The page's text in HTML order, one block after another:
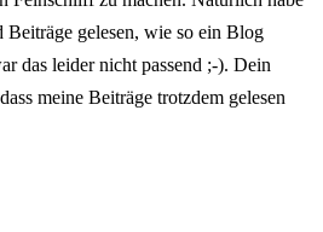
gelesen, wie so ein Blog
das leider nicht passend ;-). Dein
meine Beiträge trotzdem gelesen